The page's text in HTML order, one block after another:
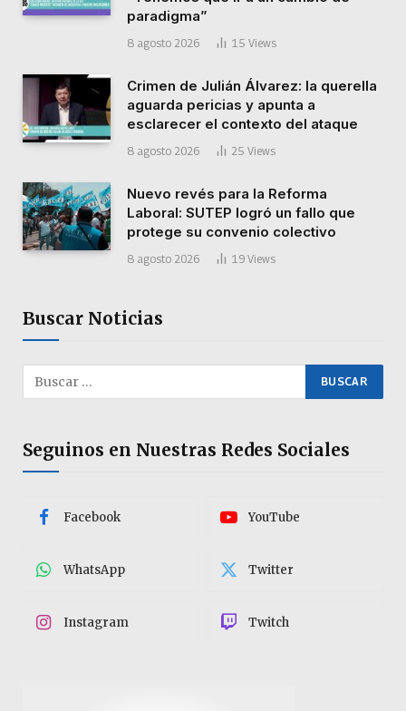
paradigma”
8 agosto 2026 15 Views
Crimen de Julián Álvarez: la querella
aguarda pericias y apunta a
esclarecer el contexto del ataque
8 agosto 2026 25 Views
Nuevo revés para la Reforma
Laboral: SUTEP logró un fallo que
protege su convenio colectivo
8 agosto 2026 19 Views
Buscar Noticias
Seguinos en Nuestras Redes Sociales
Facebook YouTube
WhatsApp Twitter
Instagram Twitch